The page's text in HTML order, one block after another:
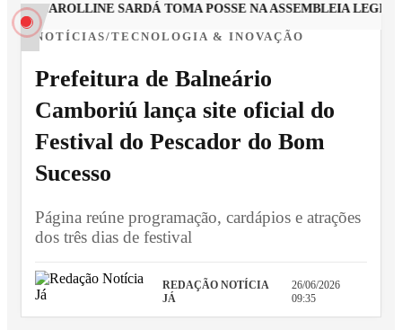
CAROLLINE SARDÁ TOMA POSSE NA ASSEMBLEIA
NOTÍCIAS/TECNOLOGIA & INOVAÇÃO
Prefeitura de Balneário
Camboriú lança site oficial do
Festival do Pescador do Bom
Sucesso
Página reúne programação, cardápios e atrações
dos três dias de festival
REDAÇÃO NOTÍCIA
JÁ
26/06/2026
09:35